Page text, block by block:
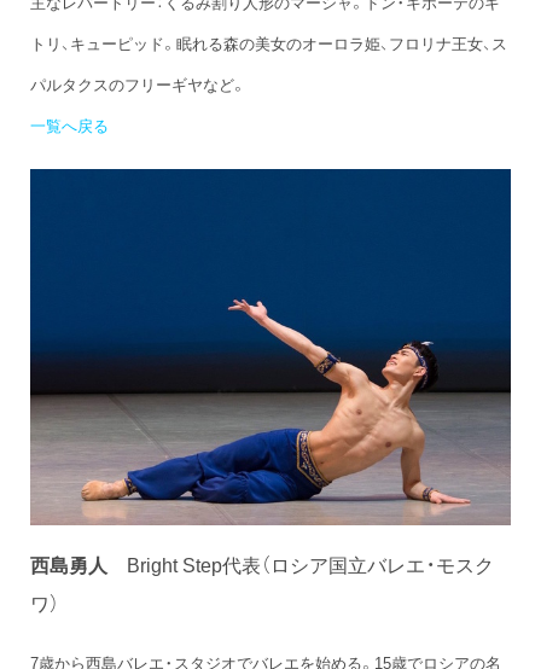
トリ、キューピッド。眠れる森の美女のオーロラ姫、フロリナ王女、ス
パルタクスのフリーギヤなど。
一覧へ戻る
西島勇人 Bright Step代表（ロシア国立バレエ・モスク
ワ）
7歳から西島バレエ・スタジオでバレエを始める。15歳でロシアの名